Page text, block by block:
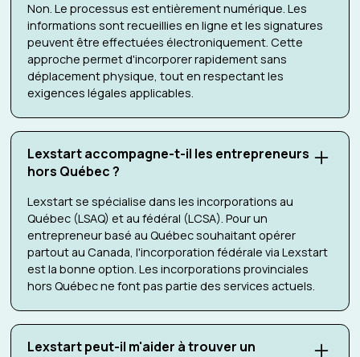
Non. Le processus est entièrement numérique. Les
informations sont recueillies en ligne et les signatures
peuvent être effectuées électroniquement. Cette
approche permet d'incorporer rapidement sans
déplacement physique, tout en respectant les
exigences légales applicables.
Lexstart accompagne-t-il les entrepreneurs
hors Québec ?
Lexstart se spécialise dans les incorporations au
Québec (LSAQ) et au fédéral (LCSA). Pour un
entrepreneur basé au Québec souhaitant opérer
partout au Canada, l'incorporation fédérale via Lexstart
est la bonne option. Les incorporations provinciales
hors Québec ne font pas partie des services actuels.
Lexstart peut-il m'aider à trouver un